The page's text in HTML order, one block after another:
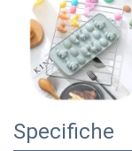
Specifiche